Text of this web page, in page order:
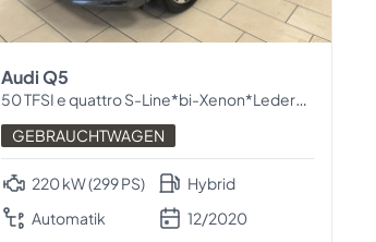
Audi Q5
50 TFSI e quattro S-Line*bi-Xenon*Leder*Navi*
GEBRAUCHTWAGEN
220 kW (299 PS)
Automatik
Hybrid
12/2020